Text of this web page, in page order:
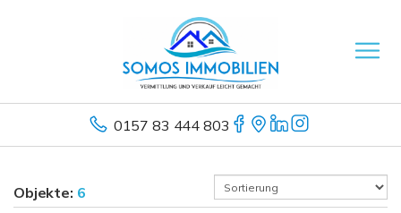
0157 83 444 803
Objekte: 6